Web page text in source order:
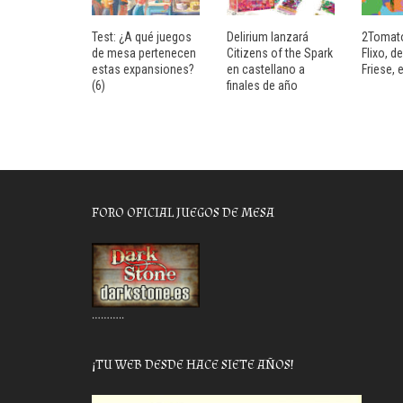
Test: ¿A qué juegos
de mesa pertenecen
estas expansiones?
(6)
Delirium lanzará
Citizens of the Spark
en castellano a
finales de año
Flixo,
Friese,
FORO OFICIAL JUEGOS DE MESA
………..
¡TU WEB DESDE HACE SIETE AÑOS!